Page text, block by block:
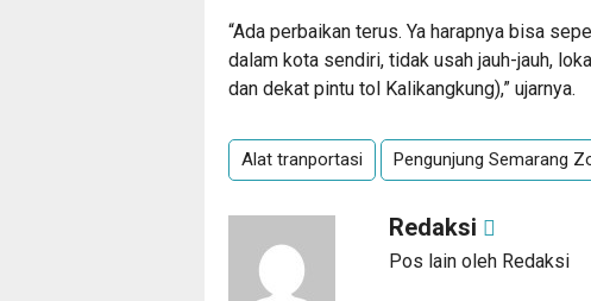
“Ada perbaikan terus. Ya harapnya bisa
dalam kota sendiri, tidak usah jauh-jauh,
dan dekat pintu tol Kalikangkung),” ujarnya.
Alat tranportasi Pengunjung Semarang
Redaksi
Pos lain oleh Redaksi